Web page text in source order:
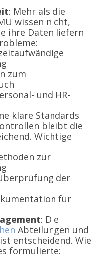
: Mehr als die
wissen nicht,
ihre Daten liefern
zum
und HR-
klare Standards
bleibt die
Wichtige
zur
der
für
: Die
Abteilungen und
entscheidend. Wie
formulierte: